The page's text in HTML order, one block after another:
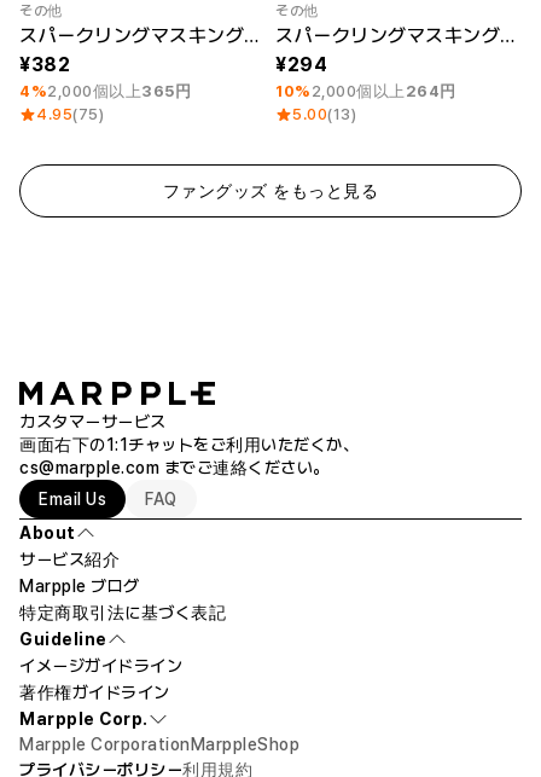
最小注文数量 1個
その他
スパークリングマスキングテープ (20mm)
382
4%2,000個以上365円
4.95(75)
最小注文数量 1個
その他
スパークリングマスキングテープ (12mm)
294
10% 2,000個以上 264円
5.00(13)
ファングッズ をもっと見る
カスタマーサービス
画面右下の1:1チャットをご利用いただくか、
cs@marpple.com までご連絡ください。
Email Us
FAQ
About
サービス紹介
Marpple ブログ
特定商取引法に基づく表記
Guideline
イメージガイドライン
著作権ガイドライン
Marpple Corp.
Marpple Corporation MarppleShop
プライバシーポリシー利用規約
&チューブトップ